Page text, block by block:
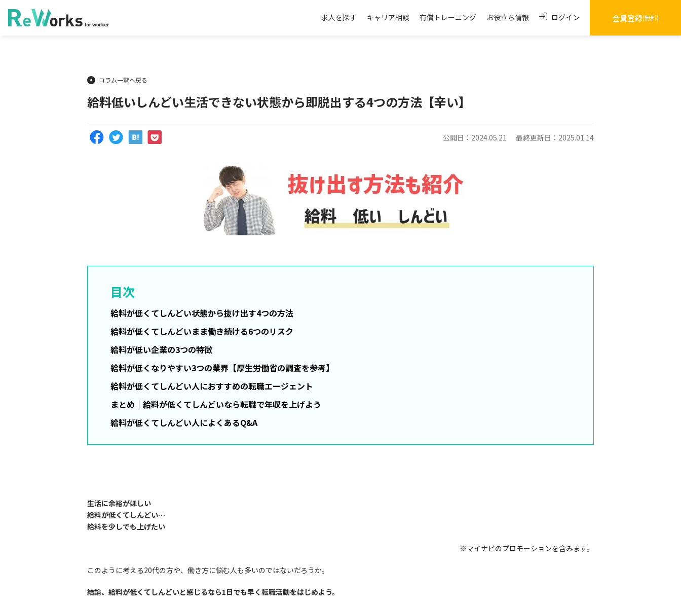
求人を探す キャリア相談 有償トレーニング お役立ち情報 ログイン 会員登録(無料)
コラム一覧へ戻る
給料低いしんどい生活できない状態から即脱出する4つの方法【辛い】
公開日：2024.05.21 最終更新日：2025.01.14
目次
給料が低くてしんどい状態から抜け出す4つの方法
給料が低くてしんどいまま働き続ける6つのリスク
給料が低い企業の3つの特徴
給料が低くなりやすい3つの業界【厚生労働省の調査を参考】
給料が低くてしんどい人におすすめの転職エージェント
まとめ｜給料が低くてしんどいなら転職で年収を上げよう
給料が低くてしんどい人によくあるQ&A
生活に余裕がほしい
給料が低くてしんどい…
給料を少しでも上げたい
※マイナビのプロモーションを含みます。
このように考える20代の方や、働き方に悩む人も多いのではないだろうか。
結論、給料が低くてしんどいと感じるなら1日でも早く転職活動をはじめよう。